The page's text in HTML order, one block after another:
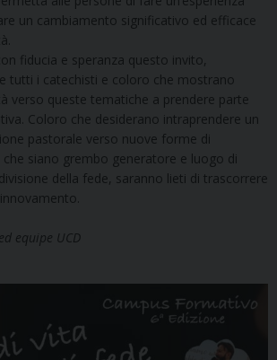
un cambiamento significativo ed efficace
fiducia e speranza questo invito,
tutti i catechisti e coloro che mostrano
verso queste tematiche a prendere parte
Coloro che desiderano intraprendere un
pastorale verso nuove forme di
che siano grembo generatore e luogo di
della fede, saranno lieti di trascorrere
equipe UCD